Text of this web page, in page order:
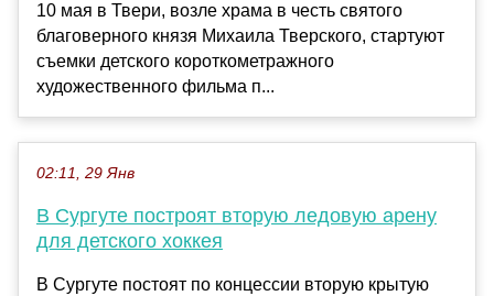
10 мая в Твери, возле храма в честь святого
благоверного князя Михаила Тверского, стартуют
съемки детского короткометражного
художественного фильма п...
02:11, 29 Янв
В Сургуте построят вторую ледовую арену
для детского хоккея
В Сургуте постоят по концессии вторую крытую